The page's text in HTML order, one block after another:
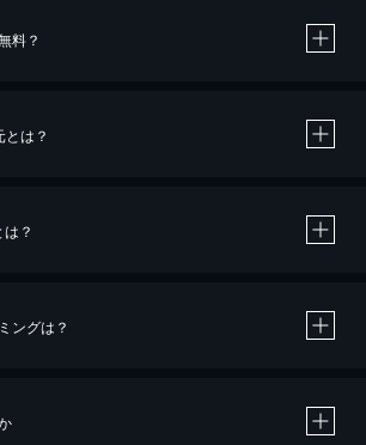
料？
とは？
、クレジットカード決済による作品の購入 / レンタルです。
？
ングは？